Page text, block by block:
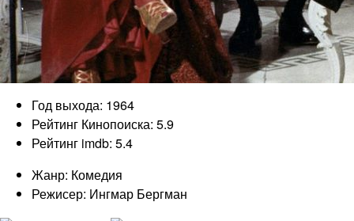
Год выхода: 1964
Рейтинг Кинопоиска: 5.9
Рейтинг imdb: 5.4
Жанр: Комедия
Режисер: Ингмар Бергман